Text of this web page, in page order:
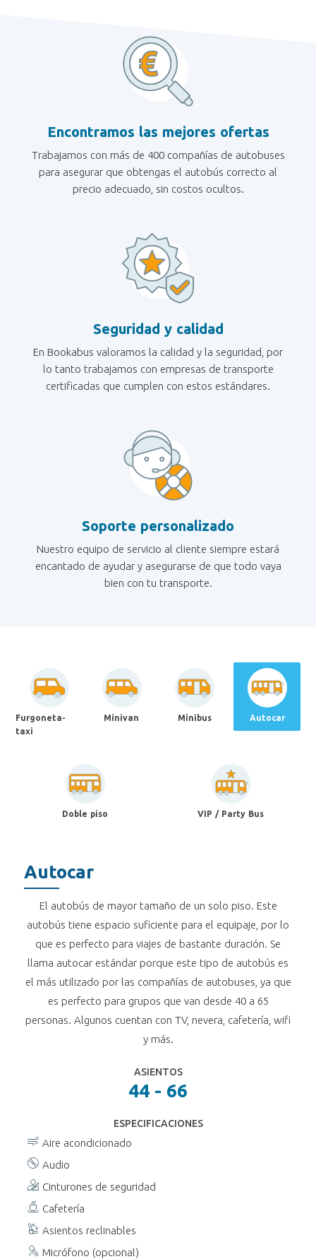
Encontramos las mejores ofertas
Trabajamos con más de 400 compañías de autobuses
para asegurar que obtengas el autobús correcto al
precio adecuado, sin costos ocultos.
Seguridad y calidad
En Bookabus valoramos la calidad y la seguridad, por
lo tanto trabajamos con empresas de transporte
certificadas que cumplen con estos estándares.
Soporte personalizado
Nuestro equipo de servicio al cliente siempre estará
encantado de ayudar y asegurarse de que todo vaya
bien con tu transporte.
Furgoneta-
taxi
Minivan Minibus Autocar
Doble piso VIP / Party Bus
Autocar
El autobús de mayor tamaño de un solo piso. Este
autobús tiene espacio suficiente para el equipaje, por lo
que es perfecto para viajes de bastante duración. Se
llama autocar estándar porque este tipo de autobús es
el más utilizado por las compañías de autobuses, ya que
es perfecto para grupos que van desde 40 a 65
personas. Algunos cuentan con TV, nevera, cafetería, wifi
y más.
ASIENTOS
44 - 66
ESPECIFICACIONES
Aire acondicionado
Audio
Cinturones de seguridad
Cafetería
Asientos reclinables
Micrófono (opcional)